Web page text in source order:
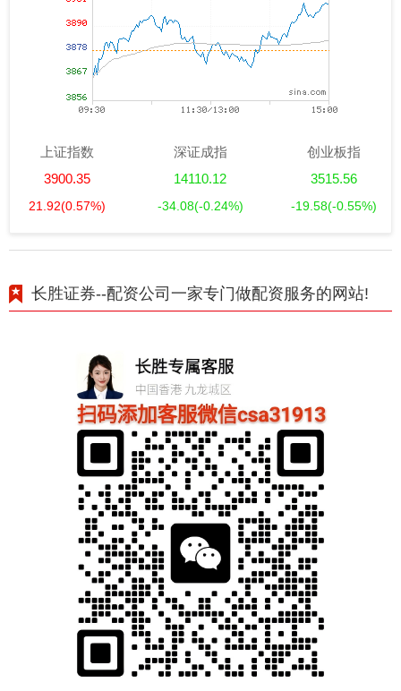
上证指数
3900.35
21.92(0.57%)
深证成指
14110.12
-34.08(-0.24%)
创业板指
3515.56
-19.58(-0.55%)
长胜证券--配资公司一家专门做配资服务的网站!